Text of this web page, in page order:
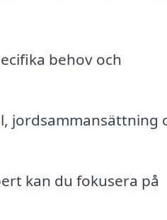
behov och
jordsammansättning
kan du fokusera på